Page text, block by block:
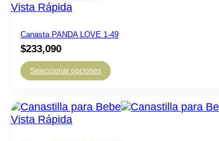
Vista Rápida
Canasta PANDA LOVE 1-49
$233,090
Seleccionar opciones
Vista Rápida